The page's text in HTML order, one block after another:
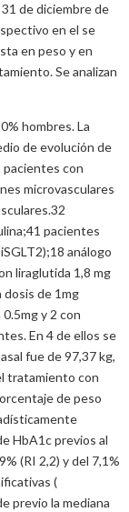
de diciembre de
en el se
en peso y en
Se analizan
hombres. La
de evolución de
pacientes con
microvasculares
pacientes
análogo
liraglutida 1,8 mg
dosis de 1mg
y 2 con
En 4 de ellos se
fue de 97,37 kg,
tratamiento con
de peso
HbA1c previos al
(RI 2,2) y del 7,1%
(
previo la mediana